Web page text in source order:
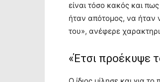
είναι τόσο κακός και
ήταν απότομος, να ήταν
του», ανέφερε
«Έτσι προέκυψε